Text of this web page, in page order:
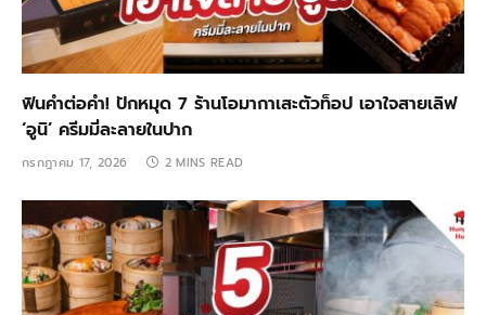
ฟินคำต่อคำ! ปักหมุด 7 ร้านโอมากาเสะตัวท็อป เอาใจสายเลิฟ
‘อูนิ’ ครีมมี่ละลายในปาก
กรกฎาคม 17, 2026 2 MINS READ